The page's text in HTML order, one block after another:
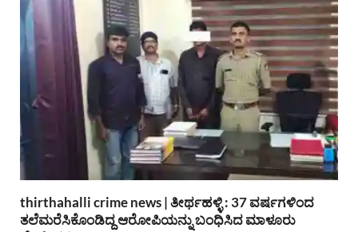
thirthahalli crime news | ತೀರ್ಥಹಳ್ಳಿ : 37 ವರ್ಷಗಳಿಂದ
ತಲೆಮರೆಸಿಕೊಂಡಿದ್ದ ಆರೋಪಿಯನ್ನು ಬಂಧಿಸಿದ ಮಾಳೂರು